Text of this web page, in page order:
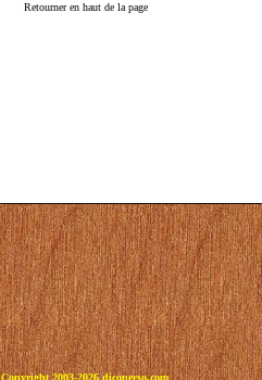
Retourner en haut de la page
Copyright 2003-2026 dicoperso.com